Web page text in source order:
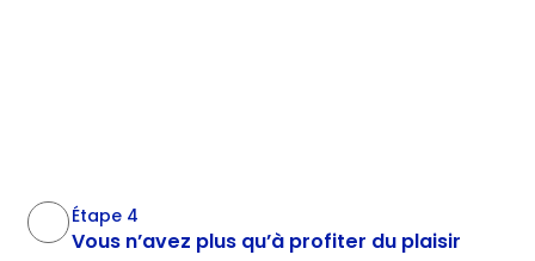
Étape 4
Vous n’avez plus qu’à profiter du plaisir